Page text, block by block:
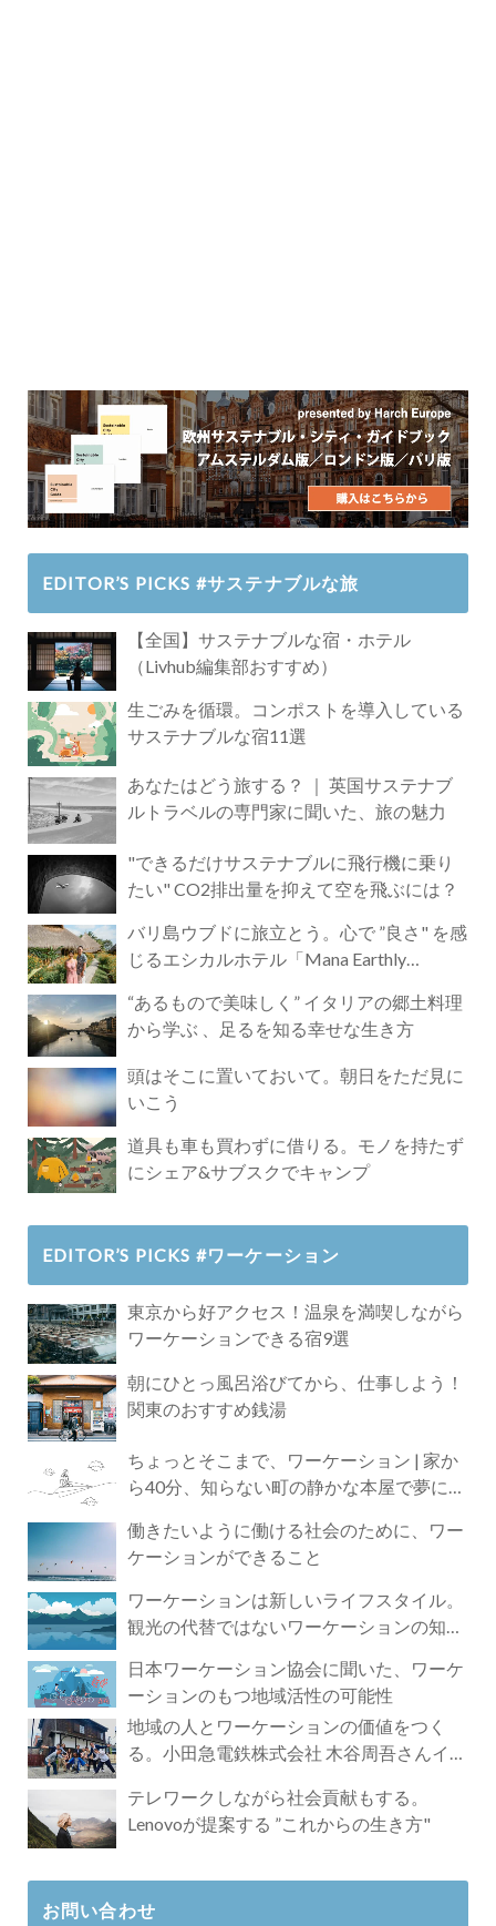
EDITOR’S PICKS #サステナブルな旅
【全国】サステナブルな宿・ホテル
（Livhub編集部おすすめ）
生ごみを循環。コンポストを導入している
サステナブルな宿11選
あなたはどう旅する？ ｜ 英国サステナブ
ルトラベルの専門家に聞いた、旅の魅力
"できるだけサステナブルに飛行機に乗り
たい" CO2排出量を抑えて空を飛ぶには？
バリ島ウブドに旅立とう。心で ”良さ" を感
じるエシカルホテル「Mana Earthly
“あるもので美味しく” イタリアの郷土料理
から学ぶ 、足るを知る幸せな生き方
頭はそこに置いておいて。朝日をただ見に
いこう
道具も車も買わずに借りる。モノを持たず
にシェア&サブスクでキャンプ
EDITOR’S PICKS #ワーケーション
東京から好アクセス！温泉を満喫しながら
ワーケーションできる宿9選
朝にひとっ風呂浴びてから、仕事しよう！
関東のおすすめ銭湯
ちょっとそこまで、ワーケーション | 家か
ら40分、知らない町の静かな本屋で夢に近
働きたいように働ける社会のために、ワー
ケーションができること
ワーケーションは新しいライフスタイル。
観光の代替ではないワーケーションの知ら
日本ワーケーション協会に聞いた、ワーケ
ーションのもつ地域活性の可能性
地域の人とワーケーションの価値をつく
る。小田急電鉄株式会社 木谷周吾さんイン
テレワークしながら社会貢献もする。
Lenovoが提案する ”これからの生き方"
お問い合わせ